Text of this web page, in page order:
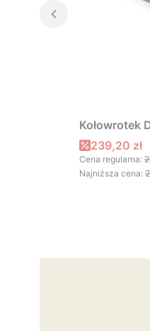
Kołowrotek
Cena
239,20 zł
Cena regularna:
Najniższa cena: